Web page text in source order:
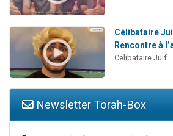
Célibataire
Rencontre à
Célibataire Juif
Newsletter Torah-Box